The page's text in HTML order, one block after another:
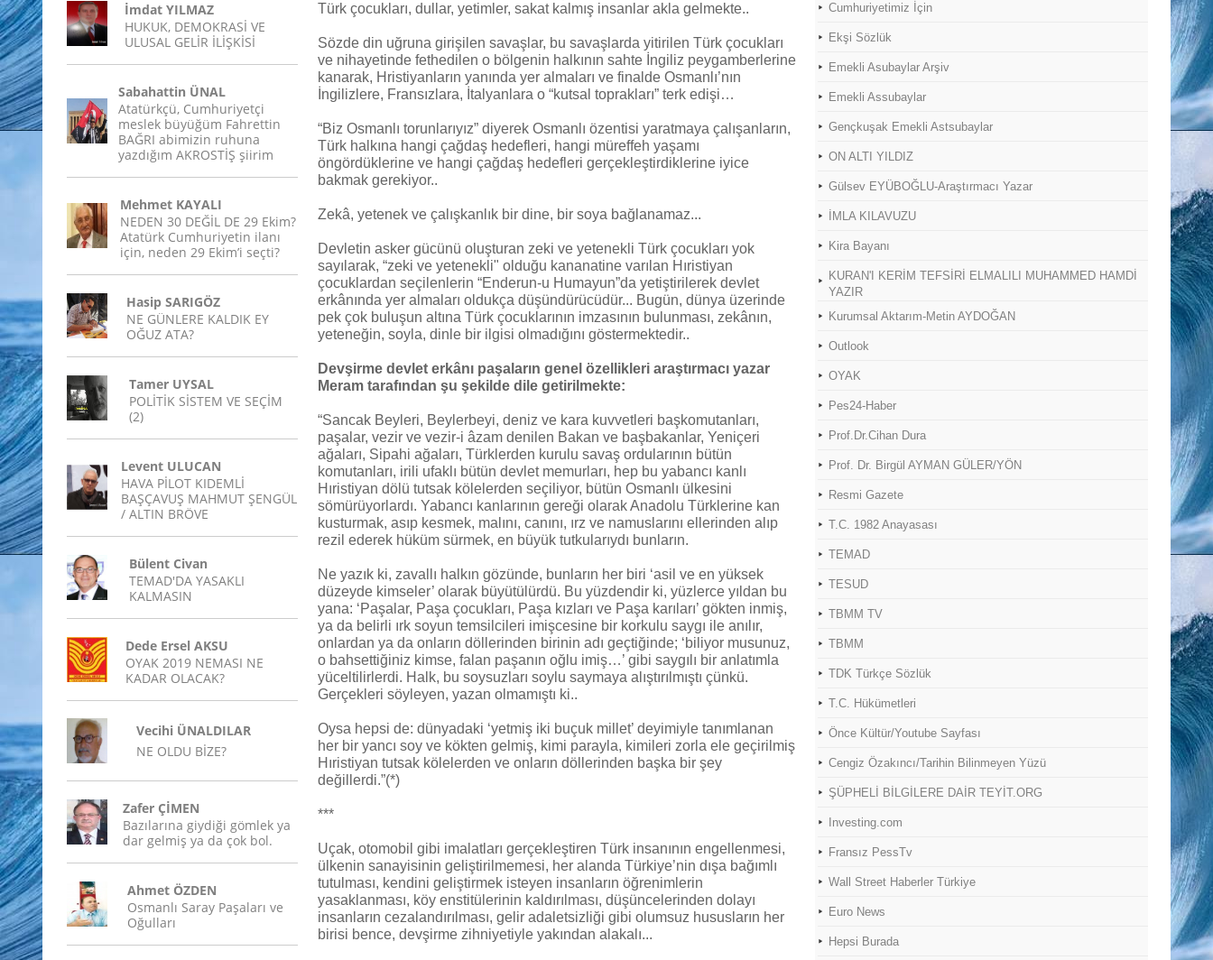
İmdat YILMAZ
HUKUK, DEMOKRASİ VE
ULUSAL GELİR İLİŞKİSİ
Sabahattin ÜNAL
Atatürkçü, Cumhuriyetçi
meslek büyüğüm Fahrettin
BAĞRI abimizin ruhuna
yazdığım AKROSTİŞ şiirim
Mehmet KAYALI
NEDEN 30 DEĞİL DE 29 Ekim?
Atatürk Cumhuriyetin ilanı
için, neden 29 Ekim’i seçti?
Hasip SARIGÖZ
NE GÜNLERE KALDIK EY
OĞUZ ATA?
Tamer UYSAL
POLİTİK SİSTEM VE SEÇİM
(2)
Levent ULUCAN
HAVA PİLOT KIDEMLİ
BAŞÇAVUŞ MAHMUT ŞENGÜL
/ ALTIN BRÖVE
Bülent Civan
TEMAD'DA YASAKLI
KALMASIN
Dede Ersel AKSU
OYAK 2019 NEMASI NE
KADAR OLACAK?
Vecihi ÜNALDILAR
NE OLDU BİZE?
Zafer ÇİMEN
Bazılarına giydiği gömlek ya
dar gelmiş ya da çok bol.
Ahmet ÖZDEN
Osmanlı Saray Paşaları ve
Oğulları
Türk çocukları, dullar, yetimler, sakat kalmış insanlar akla gelmekte..
Sözde din uğruna girişilen savaşlar, bu savaşlarda yitirilen Türk çocukları
ve nihayetinde fethedilen o bölgenin halkının sahte İngiliz peygamberlerine
kanarak, Hristiyanların yanında yer almaları ve finalde Osmanlı’nın
İngilizlere, Fransızlara, İtalyanlara o “kutsal toprakları” terk edişi…
“Biz Osmanlı torunlarıyız” diyerek Osmanlı özentisi yaratmaya çalışanların,
Türk halkına hangi çağdaş hedefleri, hangi müreffeh yaşamı
öngördüklerine ve hangi çağdaş hedefleri gerçekleştirdiklerine iyice
bakmak gerekiyor..
Zekâ, yetenek ve çalışkanlık bir dine, bir soya bağlanamaz...
Devletin asker gücünü oluşturan zeki ve yetenekli Türk çocukları yok
sayılarak, “zeki ve yetenekli" olduğu kananatine varılan Hıristiyan
çocuklardan seçilenlerin “Enderun-u Humayun”da yetiştirilerek devlet
erkânında yer almaları oldukça düşündürücüdür... Bugün, dünya üzerinde
pek çok buluşun altına Türk çocuklarının imzasının bulunması, zekânın,
yeteneğin, soyla, dinle bir ilgisi olmadığını göstermektedir..
Devşirme devlet erkânı paşaların genel özellikleri araştırmacı yazar
Meram tarafından şu şekilde dile getirilmekte:
“Sancak Beyleri, Beylerbeyi, deniz ve kara kuvvetleri başkomutanları,
paşalar, vezir ve vezir-i âzam denilen Bakan ve başbakanlar, Yeniçeri
ağaları, Sipahi ağaları, Türklerden kurulu savaş ordularının bütün
komutanları, irili ufaklı bütün devlet memurları, hep bu yabancı kanlı
Hıristiyan dölü tutsak kölelerden seçiliyor, bütün Osmanlı ülkesini
sömürüyorlardı. Yabancı kanlarının gereği olarak Anadolu Türklerine kan
kusturmak, asıp kesmek, malını, canını, ırz ve namuslarını ellerinden alıp
rezil ederek hüküm sürmek, en büyük tutkularıydı bunların.
Ne yazık ki, zavallı halkın gözünde, bunların her biri ‘asil ve en yüksek
düzeyde kimseler’ olarak büyütülürdü. Bu yüzdendir ki, yüzlerce yıldan bu
yana: ‘Paşalar, Paşa çocukları, Paşa kızları ve Paşa karıları’ gökten inmiş,
ya da belirli ırk soyun temsilcileri imişcesine bir korkulu saygı ile anılır,
onlardan ya da onların döllerinden birinin adı geçtiğinde; ‘biliyor musunuz,
o bahsettiğiniz kimse, falan paşanın oğlu imiş…’ gibi saygılı bir anlatımla
yüceltilirlerdi. Halk, bu soysuzları soylu saymaya alıştırılmıştı çünkü.
Gerçekleri söyleyen, yazan olmamıştı ki..
Oysa hepsi de: dünyadaki ‘yetmiş iki buçuk millet’ deyimiyle tanımlanan
her bir yancı soy ve kökten gelmiş, kimi parayla, kimileri zorla ele geçirilmiş
Hıristiyan tutsak kölelerden ve onların döllerinden başka bir şey
değillerdi.”(*)
***
Uçak, otomobil gibi imalatları gerçekleştiren Türk insanının engellenmesi,
ülkenin sanayisinin geliştirilmemesi, her alanda Türkiye’nin dışa bağımlı
tutulması, kendini geliştirmek isteyen insanların öğrenimlerin
yasaklanması, köy enstitülerinin kaldırılması, düşüncelerinden dolayı
insanların cezalandırılması, gelir adaletsizliği gibi olumsuz hususların her
birisi bence, devşirme zihniyetiyle yakından alakalı...
Cumhuriyetimiz İçin
Ekşi Sözlük
Emekli Asubaylar Arşiv
Emekli Assubaylar
Gençkuşak Emekli Astsubaylar
ON ALTI YILDIZ
Gülsev EYÜBOĞLU-Araştırmacı Yazar
İMLA KILAVUZU
Kira Bayanı
KURAN'I KERİM TEFSİRİ ELMALILI MUHAMMED HAMDİ
YAZIR
Kurumsal Aktarım-Metin AYDOĞAN
Outlook
OYAK
Pes24-Haber
Prof.Dr.Cihan Dura
Prof. Dr. Birgül AYMAN GÜLER/YÖN
Resmi Gazete
T.C. 1982 Anayasası
TEMAD
TESUD
TBMM TV
TBMM
TDK Türkçe Sözlük
T.C. Hükümetleri
Önce Kültür/Youtube Sayfası
Cengiz Özakıncı/Tarihin Bilinmeyen Yüzü
ŞÜPHELİ BİLGİLERE DAİR TEYİT.ORG
Investing.com
Fransız PessTv
Wall Street Haberler Türkiye
Euro News
Hepsi Burada